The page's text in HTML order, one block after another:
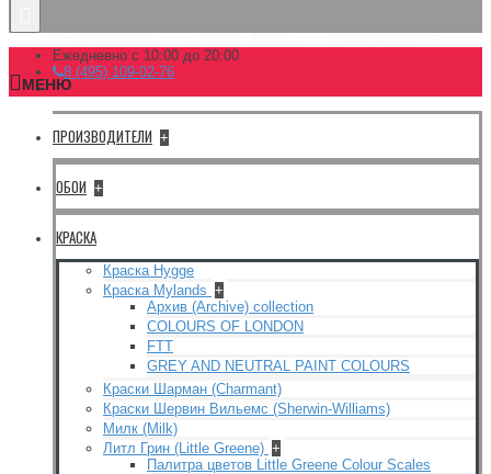
Ежедневно с 10:00 до 20:00
8 (495) 109-02-76
МЕНЮ
ПРОИЗВОДИТЕЛИ +
ОБОИ +
КРАСКА
Краска Hygge
Краска Mylands +
Архив (Archive) collection
COLOURS OF LONDON
FTT
GREY AND NEUTRAL PAINT COLOURS
Краски Шарман (Charmant)
Краски Шервин Вильемс (Sherwin-Williams)
Милк (Milk)
Литл Грин (Little Greene) +
Палитра цветов Little Greene Colour Scales